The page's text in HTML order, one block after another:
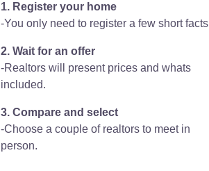
1. Register your home
-You only need to register a few short facts
2. Wait for an offer
-Realtors will present prices and whats
included.
3. Compare and select
-Choose a couple of realtors to meet in
person.